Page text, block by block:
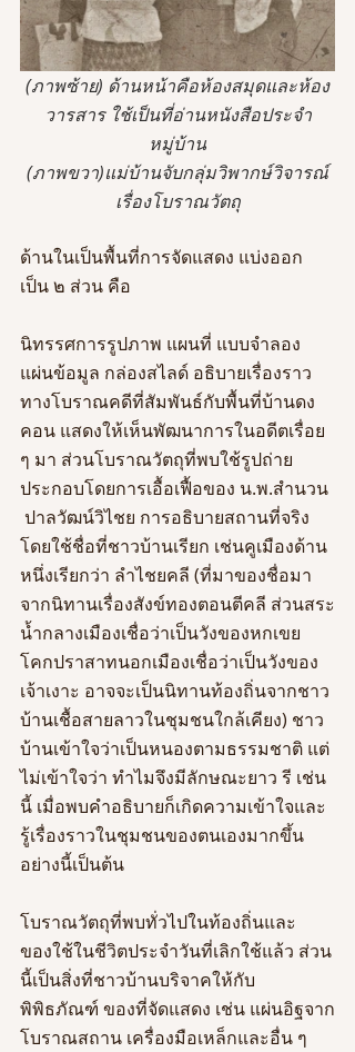
(ภาพซ้าย) ด้านหน้าคือห้องสมุดและห้อง
วารสาร ใช้เป็นที่อ่านหนังสือประจำ
หมู่บ้าน
(ภาพขวา)แม่บ้านจับกลุ่มวิพากษ์วิจารณ์
เรื่องโบราณวัตถุ
ด้านในเป็นพื้นที่การจัดแสดง แบ่งออก
เป็น ๒ ส่วน คือ
นิทรรศการรูปภาพ แผนที่ แบบจำลอง
แผ่นข้อมูล กล่องสไลด์ อธิบายเรื่องราว
ทางโบราณคดีที่สัมพันธ์กับพื้นที่บ้านดง
คอน แสดงให้เห็นพัฒนาการในอดีตเรื่อย
ๆ มา ส่วนโบราณวัตถุที่พบใช้รูปถ่าย
ประกอบโดยการเอื้อเฟื้อของ น.พ.สำนวน
ปาลวัฒน์วิไชย การอธิบายสถานที่จริง
โดยใช้ชื่อที่ชาวบ้านเรียก เช่นคูเมืองด้าน
หนึ่งเรียกว่า ลำไชยคลี (ที่มาของชื่อมา
จากนิทานเรื่องสังข์ทองตอนตีคลี ส่วนสระ
น้ำกลางเมืองเชื่อว่าเป็นวังของหกเขย
โคกปราสาทนอกเมืองเชื่อว่าเป็นวังของ
เจ้าเงาะ อาจจะเป็นนิทานท้องถิ่นจากชาว
บ้านเชื้อสายลาวในชุมชนใกล้เคียง) ชาว
บ้านเข้าใจว่าเป็นหนองตามธรรมชาติ แต่
ไม่เข้าใจว่า ทำไมจึงมีลักษณะยาว รี เช่น
นี้ เมื่อพบคำอธิบายก็เกิดความเข้าใจและ
รู้เรื่องราวในชุมชนของตนเองมากขึ้น
อย่างนี้เป็นต้น
โบราณวัตถุที่พบทั่วไปในท้องถิ่นและ
ของใช้ในชีวิตประจำวันที่เลิกใช้แล้ว ส่วน
นี้เป็นสิ่งที่ชาวบ้านบริจาคให้กับ
พิพิธภัณฑ์ ของที่จัดแสดง เช่น แผ่นอิฐจาก
โบราณสถาน เครื่องมือเหล็กและอื่น ๆ